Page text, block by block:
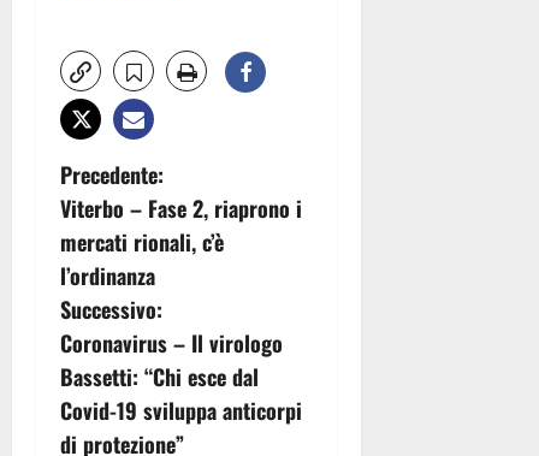
N
a
v
i
g
a
Precedente:
Viterbo – Fase 2, riaprono i
mercati rionali, c’è
l’ordinanza
Successivo:
Coronavirus – Il virologo
Bassetti: “Chi esce dal
Covid-19 sviluppa anticorpi
di protezione”